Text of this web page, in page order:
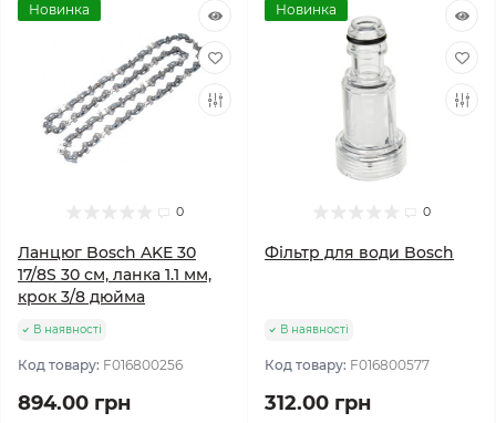
Новинка
0
Ланцюг Bosch AKE 30
17/8S 30 см, ланка 1.1 мм,
крок 3/8 дюйма
В наявності
Код товару: F016800256
894.00 грн
Новинка
0
Фільтр для води Bosch
В наявності
Код товару: F016800577
312.00 грн